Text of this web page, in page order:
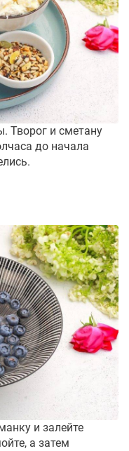
Творог и сметану
до начала
и залейте
а затем